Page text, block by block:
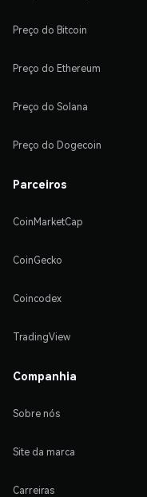
Preço do Bitcoin
Preço do Ethereum
Preço do Solana
Preço do Dogecoin
Parceiros
CoinMarketCap
CoinGecko
Coincodex
TradingView
Companhia
Sobre nós
Site da marca
Carreiras